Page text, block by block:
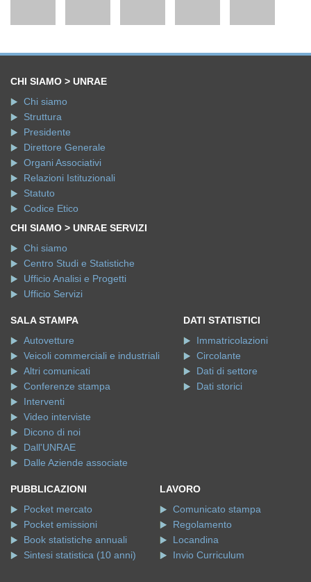
CHI SIAMO > UNRAE
Chi siamo
Struttura
Presidente
Direttore Generale
Organi Associativi
Relazioni Istituzionali
Statuto
Codice Etico
CHI SIAMO > UNRAE SERVIZI
Chi siamo
Centro Studi e Statistiche
Ufficio Analisi e Progetti
Ufficio Servizi
SALA STAMPA
Autovetture
Veicoli commerciali e industriali
Altri comunicati
Conferenze stampa
Interventi
Video interviste
Dicono di noi
Dall'UNRAE
Dalle Aziende associate
DATI STATISTICI
Immatricolazioni
Circolante
Dati di settore
Dati storici
PUBBLICAZIONI
Pocket mercato
Pocket emissioni
Book statistiche annuali
Sintesi statistica (10 anni)
LAVORO
Comunicato stampa
Regolamento
Locandina
Invio Curriculum